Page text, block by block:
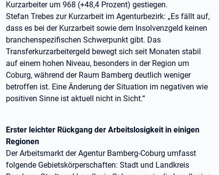
Kurzarbeiter um 968 (+48,4 Prozent) gestiegen.
Stefan Trebes zur Kurzarbeit im Agenturbezirk: „Es fällt auf,
dass es bei der Kurzarbeit sowie dem Insolvenzgeld keinen
branchenspezifischen Schwerpunkt gibt. Das
Transferkurzarbeitergeld bewegt sich seit Monaten stabil
auf einem hohen Niveau, besonders in der Region um
Coburg, während der Raum Bamberg deutlich weniger
betroffen ist. Eine Änderung der Situation im negativen wie
positiven Sinne ist aktuell nicht in Sicht.“
Erster leichter Rückgang der Arbeitslosigkeit in einigen
Regionen
Der Arbeitsmarkt der Agentur Bamberg-Coburg umfasst
folgende Gebietskörperschaften: Stadt und Landkreis